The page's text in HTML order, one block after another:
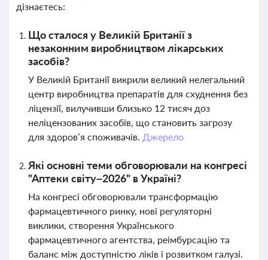
дізнаєтесь:
Що сталося у Великій Британії з
незаконним виробництвом лікарських
засобів?
У Великій Британії викрили великий нелегальний
центр виробництва препаратів для схуднення без
ліцензії, вилучивши близько 12 тисяч доз
неліцензованих засобів, що становить загрозу
для здоров’я споживачів. Джерело
Які основні теми обговорювали на конгресі
"Аптеки світу–2026" в Україні?
На конгресі обговорювали трансформацію
фармацевтичного ринку, нові регуляторні
виклики, створення Українського
фармацевтичного агентства, реімбурсацію та
баланс між доступністю ліків і розвитком галузі.